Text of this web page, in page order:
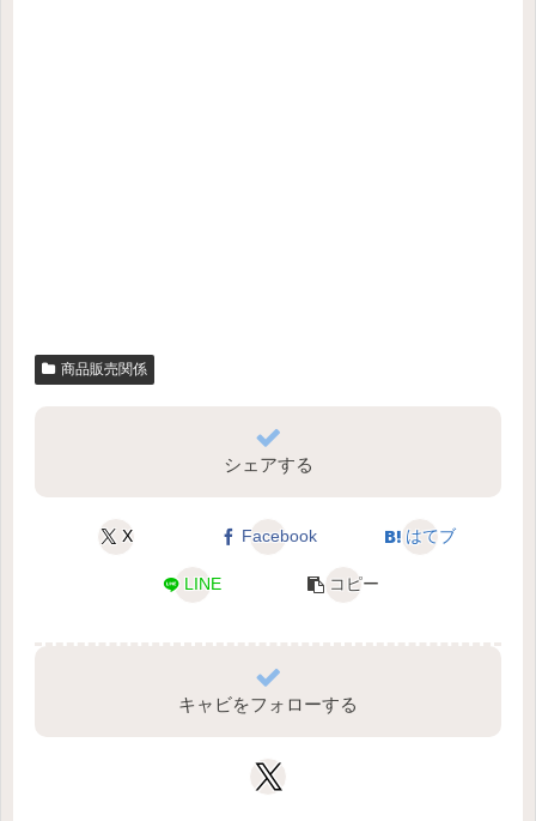
商品販売関係
シェアする
X Facebook はてブ
LINE コピー
キャビをフォローする